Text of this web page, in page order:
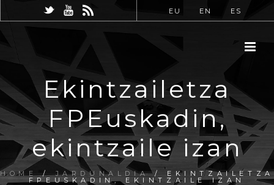
EU EN ES
Ekintzailetza
FPEuskadin,
ekintzaile izan
HOME/JARDUNALDIA/ EKINTZAILETZA
FPEUSKADIN, EKINTZAILE IZAN